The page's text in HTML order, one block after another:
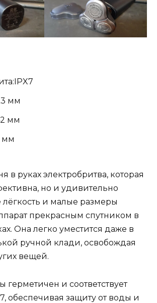
мм
мм
мм
в руках электробритва, которая
но и удивительно
лёгкость и малые размеры
прекрасным спутником в
Она легко уместится даже в
ручной клади, освобождая
вещей.
герметичен и соответствует
обеспечивая защиту от воды и